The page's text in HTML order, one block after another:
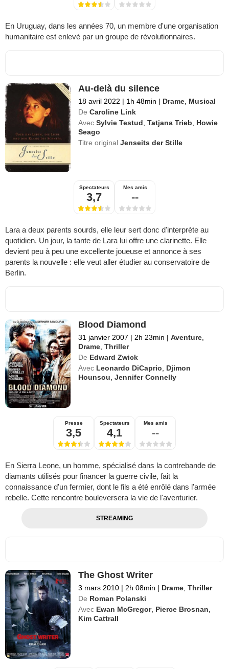
En Uruguay, dans les années 70, un membre d'une organisation
humanitaire est enlevé par un groupe de révolutionnaires.
Au-delà du silence
18 avril 2022 | 1h 48min | Drame Musical
De Caroline Link
Avec Sylvie Testud ,Tatjana Trieb
Howie
Seago
Titre originalJenseits der Stille
Spectateurs
3,7
Mes amis
--
Lara a deux parents sourds, elle leur sert donc d'interprète au
quotidien. Un jour, la tante de Lara lui offre une clarinette. Elle
devient peu à peu une excellente joueuse et annonce à ses
parents la nouvelle : elle veut aller étudier au conservatoire de
Berlin.
Blood Diamond
31 janvier 2007 | 2h 23min | Aventure
Drame ,Thriller
De Edward Zwick
Avec Leonardo DiCaprio
Djimon
Hounsou ,Jennifer Connelly
Presse
3,5
Spectateurs
4,1
Mes amis
--
En Sierra Leone, un homme, spécialisé dans la contrebande de
diamants utilisés pour financer la guerre civile, fait la
connaissance d'un fermier, dont le fils a été enrôlé dans l'armée
rebelle. Cette rencontre bouleversera la vie de l'aventurier.
STREAMING
The Ghost Writer
3 mars 2010 | 2h 08min | Drame,Thriller
De Roman Polanski
Avec Ewan McGregor, Pierce Brosnan,
Kim Cattrall